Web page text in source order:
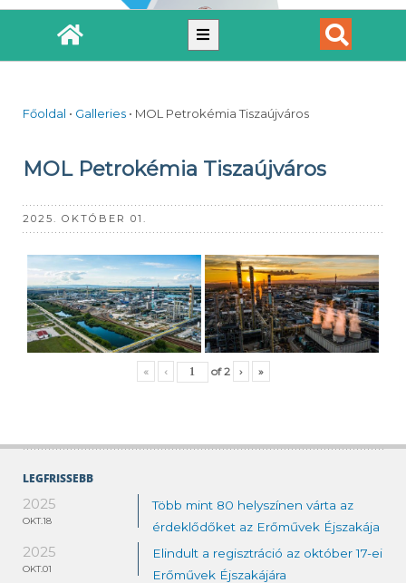
LEGFRISSEBB
2025
OKT.18
Több mint 80 helyszínen várta az
érdeklődőket az Erőművek Éjszakája
2025
OKT.01
Elindult a regisztráció az október 17-ei
Erőművek Éjszakájára
Főoldal • Galleries • MOL Petrokémia Tiszaújváros
MOL Petrokémia Tiszaújváros
2025. OKTÓBER 01.
« ‹ of2 › »